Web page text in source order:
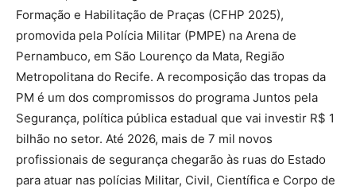
Formação e Habilitação de Praças (CFHP 2025),
promovida pela Polícia Militar (PMPE) na Arena de
Pernambuco, em São Lourenço da Mata, Região
Metropolitana do Recife. A recomposição das tropas da
PM é um dos compromissos do programa Juntos pela
Segurança, política pública estadual que vai investir R$ 1
bilhão no setor. Até 2026, mais de 7 mil novos
profissionais de segurança chegarão às ruas do Estado
para atuar nas polícias Militar, Civil, Científica e Corpo de